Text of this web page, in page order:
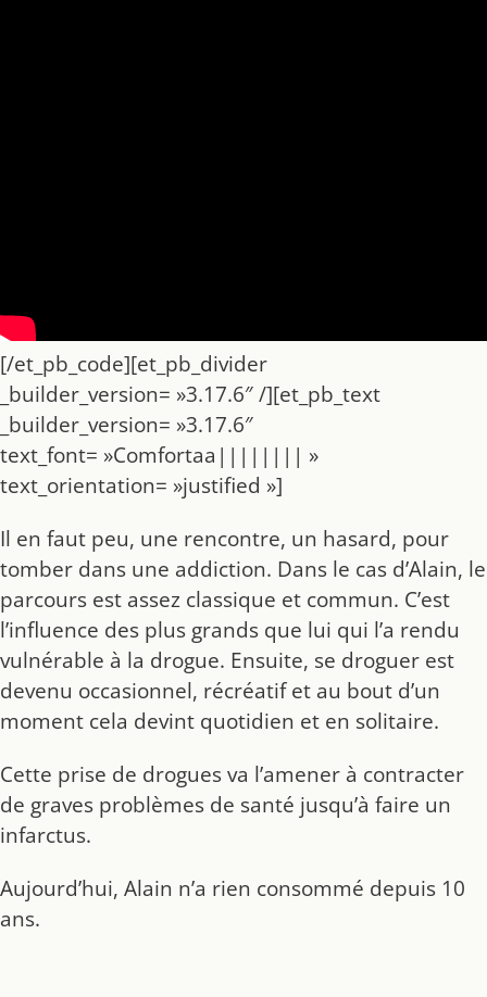
[/et_pb_code][et_pb_divider
_builder_version= »3.17.6″ /][et_pb_text
_builder_version= »3.17.6″
text_font= »Comfortaa|||||||| »
text_orientation= »justified »]
Il en faut peu, une rencontre, un hasard, pour
tomber dans une addiction. Dans le cas d’Alain, le
parcours est assez classique et commun. C’est
l’influence des plus grands que lui qui l’a rendu
vulnérable à la drogue. Ensuite, se droguer est
devenu occasionnel, récréatif et au bout d’un
moment cela devint quotidien et en solitaire.
Cette prise de drogues va l’amener à contracter
de graves problèmes de santé jusqu’à faire un
infarctus.
Aujourd’hui, Alain n’a rien consommé depuis 10
ans.